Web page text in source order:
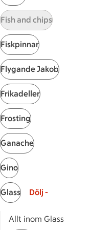
Sidfot
Start
Få snabbt svar
Prenumerera
Fish and chips
Fiskpinnar
Flygande Jakob
Frikadeller
Frosting
Ganache
Gino
Glass Dölj -
Allt inom Glass